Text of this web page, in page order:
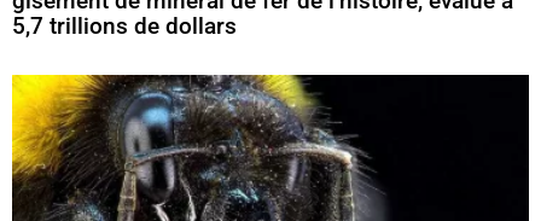
5,7 trillions de dollars